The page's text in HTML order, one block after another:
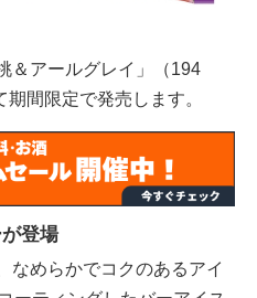
アールグレイ」（194
間限定で発売します。
登場
めらかでコクのあるアイ